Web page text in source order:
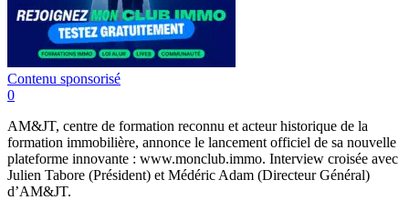
Contenu sponsorisé
0
AM&JT, centre de formation reconnu et acteur historique de la
formation immobilière, annonce le lancement officiel de sa nouvelle
plateforme innovante : www.monclub.immo. Interview croisée avec
Julien Tabore (Président) et Médéric Adam (Directeur Général)
d’AM&JT.